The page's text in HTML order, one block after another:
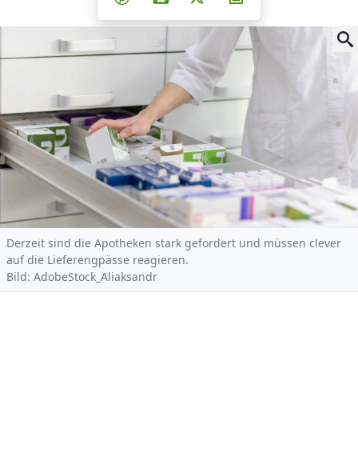
Derzeit sind die Apotheken stark gefordert und müssen clever
auf die Lieferengpässe reagieren.
Bild: AdobeStock_Aliaksandr